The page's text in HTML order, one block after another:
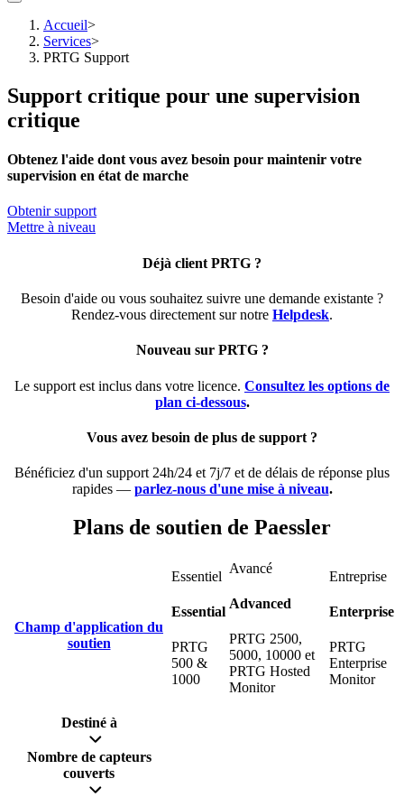
Accueil>
Services>
PRTG Support
Support critique pour une supervision
critique
Obtenez l'aide dont vous avez besoin pour maintenir votre
supervision en état de marche
Obtenir support
Mettre à niveau
Déjà client PRTG ?
Besoin d'aide ou vous souhaitez suivre une demande existante ?
Rendez-vous directement sur notre Helpdesk.
Nouveau sur PRTG ?
Le support est inclus dans votre licence. Consultez les options de
plan ci-dessous.
Vous avez besoin de plus de support ?
Bénéficiez d'un support 24h/24 et 7j/7 et de délais de réponse plus
rapides — parlez-nous d'une mise à niveau.
Plans de soutien de Paessler
Champ d'application du
soutien
Essentiel
Essential
PRTG
500 &
1000
Avancé
Advanced
PRTG 2500,
5000, 10000 et
PRTG Hosted
Monitor
Entreprise
Enterprise
PRTG
Enterprise
Monitor
Destiné à
Nombre de capteurs
couverts